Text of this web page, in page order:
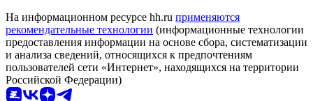
На информационном ресурсе hh.ru применяются
рекомендательные технологии (информационные технологии
предоставления информации на основе сбора, систематизации
и анализа сведений, относящихся к предпочтениям
пользователей сети «Интернет», находящихся на территории
Российской Федерации)